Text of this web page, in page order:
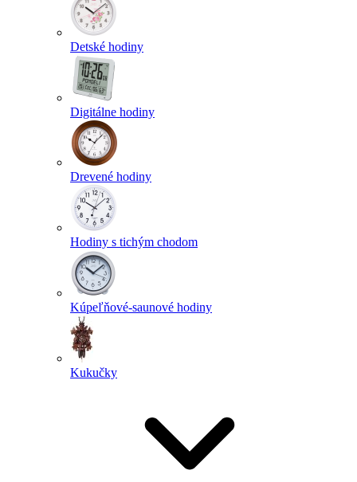
Detské hodiny
Digitálne hodiny
Drevené hodiny
Hodiny s tichým chodom
Kúpeľňové-saunové hodiny
Kukučky